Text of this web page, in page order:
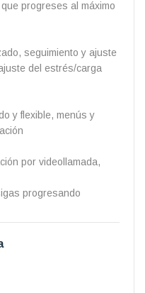
progreses al máximo
seguimiento y ajuste
del estrés/carga
y flexible, menús y
por videollamada,
progresando